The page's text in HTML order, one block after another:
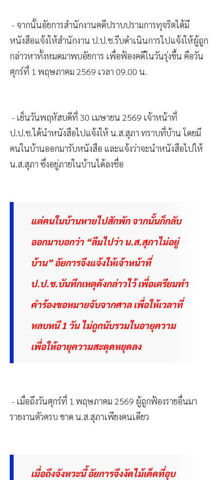
- จากนั้นอัยการสำนักงานคดีปราบปรามการทุจริตได้มี
หนังสือแจ้งให้สำนักงาน ป.ป.ช.รีบดำเนินการไปแจ้งให้ผู้ถูก
กล่าวหาทั้งหมดมาพบอัยการ เพื่อฟ้องคดีในวันรุ่งขึ้น คือวัน
ศุกร์ที่ 1 พฤษภาคม 2569 เวลา 09.00 น.
- เย็นวันพฤหัสบดีที่ 30 เมษายน 2569 เจ้าหน้าที่
ป.ป.ช.ได้นำหนังสือไปแจ้งให้ น.ส.สุภา ทราบที่บ้าน โดยมี
คนในบ้านออกมารับหนังสือ และแจ้งว่าจะนำหนังสือไปให้
น.ส.สุภา ซึ่งอยู่ภายในบ้านได้ลงชื่อ
แต่คนในบ้านหายไปสักพัก จากนั้นก็กลับ
ออกมาบอกว่า “ลืมไปว่า น.ส.สุภาไม่อยู่
บ้าน” อัยการจึงแจ้งให้เจ้าหน้าที่
ป.ป.ช.บันทึกเหตุดังกล่าวไว้ เพื่อเตรียมทำ
คำร้องขอหมายจับจากศาล เพื่อให้เวลาที่
หลบหนี 1 วัน ไม่ถูกนับรวมในอายุความ
เพื่อให้อายุความสะดุดหยุดลง
- เมื่อถึงวันศุกร์ที่ 1 พฤษภาคม 2569 ผู้ถูกฟ้องรายอื่นมา
รายงานตัวครบ ขาด น.ส.สุภาเพียงคนเดียว
เมื่อถึงจังหวะนี้ อัยการจึงงัดไม้เด็ดที่อุบ